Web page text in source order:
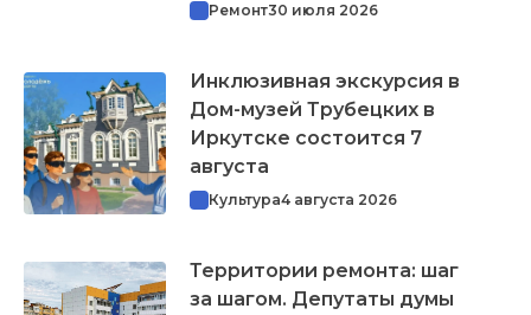
Ремонт30 июля 2026
Инклюзивная экскурсия в
Дом-музей Трубецких в
Иркутске состоится 7
августа
Культура4 августа 2026
Территории ремонта: шаг
за шагом. Депутаты думы